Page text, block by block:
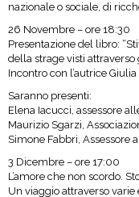
nazionale o sociale, di
26 Novembre – ore 18:30
Presentazione del libro:
della strage visti
Incontro con l’autrice Giulia
Saranno presenti:
Elena Iacucci, assessore
Maurizio Sgarzi,
Simone Fabbri, Assessore
3 Dicembre – ore 17:00
L’amore che non scordo.
Un viaggio attraverso